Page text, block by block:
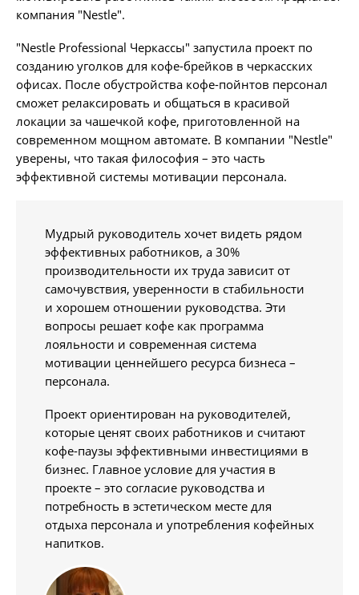
компания "Nestle".
"Nestle Professional Черкассы" запустила проект по
созданию уголков для кофе-брейков в черкасских
офисах. После обустройства кофе-пойнтов персонал
сможет релаксировать и общаться в красивой
локации за чашечкой кофе, приготовленной на
современном мощном автомате. В компании "Nestle"
уверены, что такая философия – это часть
эффективной системы мотивации персонала.
Мудрый руководитель хочет видеть рядом
эффективных работников, а 30%
производительности их труда зависит от
самочувствия, уверенности в стабильности
и хорошем отношении руководства. Эти
вопросы решает кофе как программа
лояльности и современная система
мотивации ценнейшего ресурса бизнеса –
персонала.
Проект ориентирован на руководителей,
которые ценят своих работников и считают
кофе-паузы эффективными инвестициями в
бизнес. Главное условие для участия в
проекте – это согласие руководства и
потребность в эстетическом месте для
отдыха персонала и употребления кофейных
напитков.